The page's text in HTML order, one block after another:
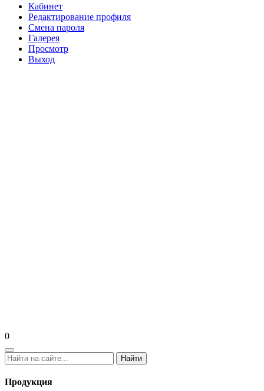
Кабинет
Редактирование профиля
Смена пароля
Галерея
Просмотр
Выход
0
Найти
Продукция